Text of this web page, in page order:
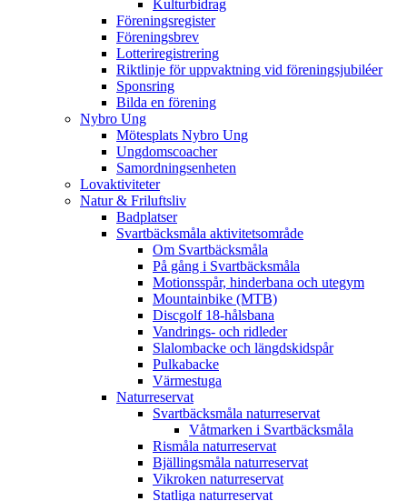
Kulturbidrag
Föreningsregister
Föreningsbrev
Lotteriregistrering
Riktlinje för uppvaktning vid föreningsjubiléer
Sponsring
Bilda en förening
Nybro Ung
Mötesplats Nybro Ung
Ungdomscoacher
Samordningsenheten
Lovaktiviteter
Natur & Friluftsliv
Badplatser
Svartbäcksmåla aktivitetsområde
Om Svartbäcksmåla
På gång i Svartbäcksmåla
Motionsspår, hinderbana och utegym
Mountainbike (MTB)
Discgolf 18-hålsbana
Vandrings- och ridleder
Slalombacke och längdskidspår
Pulkabacke
Värmestuga
Naturreservat
Svartbäcksmåla naturreservat
Våtmarken i Svartbäcksmåla
Rismåla naturreservat
Bjällingsmåla naturreservat
Vikroken naturreservat
Statliga naturreservat